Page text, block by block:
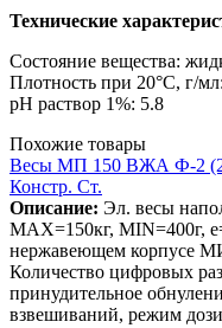
Технические
Состояние вещества:
Плотность при 20°C, г/
pH раствор 1%: 5.8
Похожие товары
Весы МП 150 ВЖА Ф-2
Констр. Ст.
Описание: Эл. весы
МАХ=150кг, MIN=400г,
нержавеющем корпусе
Количество цифровых
принудительное
взвешиваний, режим